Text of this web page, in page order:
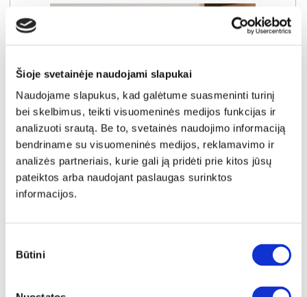
Šioje svetainėje naudojami slapukai
Naudojame slapukus, kad galėtume suasmeninti turinį
bei skelbimus, teikti visuomeninės medijos funkcijas ir
analizuoti srautą. Be to, svetainės naudojimo informaciją
bendriname su visuomeninės medijos, reklamavimo ir
analizės partneriais, kurie gali ją pridėti prie kitos jūsų
pateiktos arba naudojant paslaugas surinktos
informacijos.
pasirinkimas
Būtini
YRA SANDĖLYJE